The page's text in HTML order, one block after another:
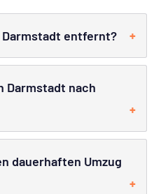
entfernt?
Darmstadt nach
dauerhaften Umzug